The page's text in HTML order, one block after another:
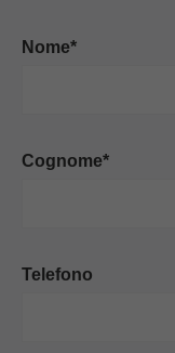
Nome*
Cognome*
Telefono